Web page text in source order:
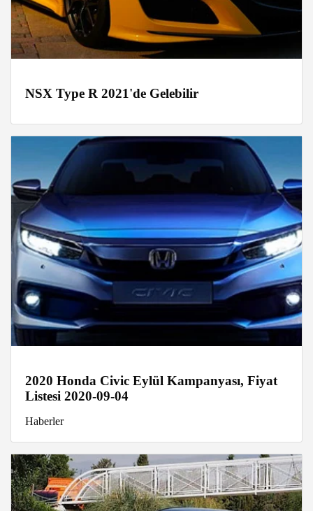
NSX Type R 2021'de Gelebilir
2020 Honda Civic Eylül Kampanyası, Fiyat
Listesi 2020-09-04
Haberler